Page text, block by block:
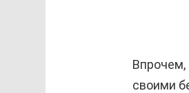
Впрочем,
своими